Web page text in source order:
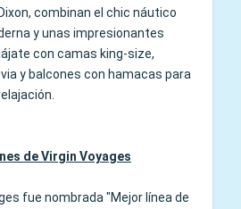
combinan el chic náutico
y unas impresionantes
con camas king-size,
y balcones con hamacas para
de Virgin Voyages
fue nombrada "Mejor línea de